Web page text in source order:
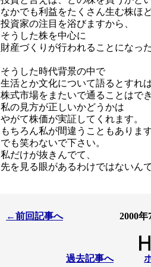
なかでも利益をたくさん生む株ほ
投資家の注目を浴びますから、
そうした株を中心に
財産づくりが行われることになっ
そうした時代背景の中で
生活とか文化について語るとすれば
株式市場をまたいで通ることはで
私の見方が正しいかどうかは
やがて株価が実証してくれます。
もちろん私が間違うこともあります
でも笑わないで下さい。
私だけが抜きんでて、
先を見る眼があるわけではないん
←前回記事へ 2000年
過去記事へ